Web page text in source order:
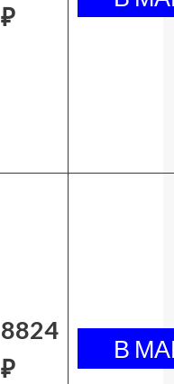
₽
8824
₽